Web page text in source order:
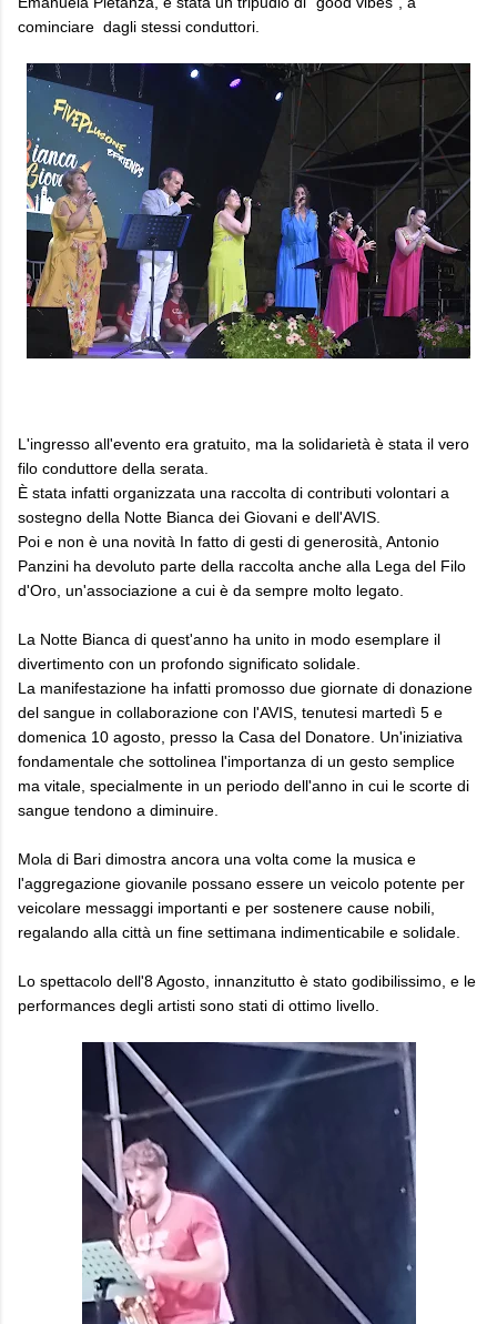
cominciare dagli stessi conduttori.
L'ingresso all'evento era gratuito, ma la solidarietà è stata il vero
filo conduttore della serata.
È stata infatti organizzata una raccolta di contributi volontari a
sostegno della Notte Bianca dei Giovani e dell'AVIS.
Poi e non è una novità In fatto di gesti di generosità, Antonio
Panzini ha devoluto parte della raccolta anche alla Lega del Filo
d'Oro, un'associazione a cui è da sempre molto legato.
La Notte Bianca di quest'anno ha unito in modo esemplare il
divertimento con un profondo significato solidale.
La manifestazione ha infatti promosso due giornate di donazione
del sangue in collaborazione con l'AVIS, tenutesi martedì 5 e
domenica 10 agosto, presso la Casa del Donatore. Un'iniziativa
fondamentale che sottolinea l'importanza di un gesto semplice
ma vitale, specialmente in un periodo dell'anno in cui le scorte di
sangue tendono a diminuire.
Mola di Bari dimostra ancora una volta come la musica e
l'aggregazione giovanile possano essere un veicolo potente per
veicolare messaggi importanti e per sostenere cause nobili,
regalando alla città un fine settimana indimenticabile e solidale.
Lo spettacolo dell'8 Agosto, innanzitutto è stato godibilissimo, e le
performances degli artisti sono stati di ottimo livello.